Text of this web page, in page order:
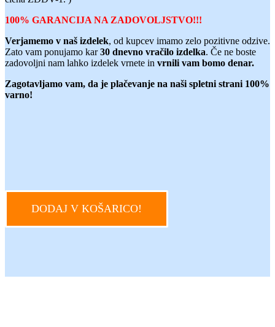
100% GARANCIJA NA ZADOVOLJSTVO!!!
Verjamemo v naš izdelek, od kupcev imamo zelo pozitivne odzive.
Zato vam ponujamo kar30 dnevno vračilo izdelka. Če ne boste
zadovoljni nam lahko izdelek vrnete in vrnili vam bomo denar.
Zagotavljamo vam, da je plačevanje na naši spletni strani 100%
varno!
DODAJ V KOŠARICO!